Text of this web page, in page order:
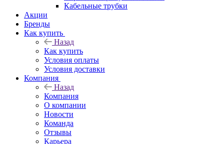
Кабельные трубки
Акции
Бренды
Как купить
Назад
Как купить
Условия оплаты
Условия доставки
Компания
Назад
Компания
О компании
Новости
Команда
Отзывы
Карьера